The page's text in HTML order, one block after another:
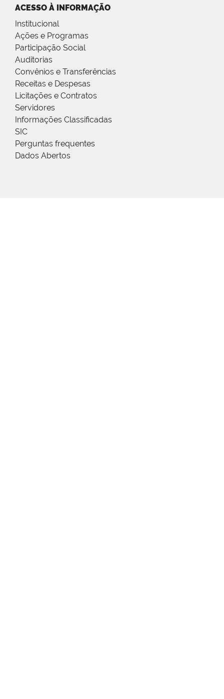
ACESSO À INFORMAÇÃO
Institucional
Ações e Programas
Participação Social
Auditorias
Convênios e Transferências
Receitas e Despesas
Licitações e Contratos
Servidores
Informações Classificadas
SIC
Perguntas frequentes
Dados Abertos